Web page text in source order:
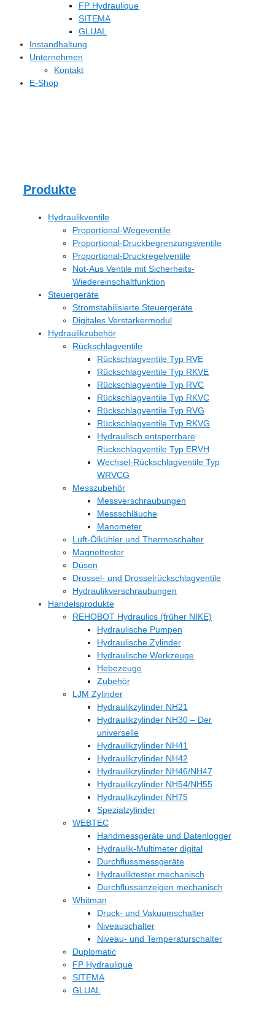
FP Hydraulique
SITEMA
GLUAL
Instandhaltung
Unternehmen
Kontakt
E-Shop
Produkte
Hydraulikventile
Proportional-Wegeventile
Proportional-Druckbegrenzungsventile
Proportional-Druckregelventile
Not-Aus Ventile mit Sicherheits-
Wiedereinschaltfunktion
Steuergeräte
Stromstabilisierte Steuergeräte
Digitales Verstärkermodul
Hydraulikzubehör
Rückschlagventile
Rückschlagventile Typ RVE
Rückschlagventile Typ RKVE
Rückschlagventile Typ RVC
Rückschlagventile Typ RKVC
Rückschlagventile Typ RVG
Rückschlagventile Typ RKVG
Hydraulisch entsperrbare
Rückschlagventile Typ ERVH
Wechsel-Rückschlagventile Typ
WRVCG
Messzubehör
Messverschraubungen
Messschläuche
Manometer
Luft-Ölkühler und Thermoschalter
Magnettester
Düsen
Drossel- und Drosselrückschlagventile
Hydraulikverschraubungen
Handelsprodukte
REHOBOT Hydraulics (früher NIKE)
Hydraulische Pumpen
Hydraulische Zylinder
Hydraulische Werkzeuge
Hebezeuge
Zubehör
LJM Zylinder
Hydraulikzylinder NH21
Hydraulikzylinder NH30 – Der
universelle
Hydraulikzylinder NH41
Hydraulikzylinder NH42
Hydraulikzylinder NH46/NH47
Hydraulikzylinder NH54/NH55
Hydraulikzylinder NH75
Spezialzylinder
WEBTEC
Handmessgeräte und Datenlogger
Hydraulik-Multimeter digital
Durchflussmessgeräte
Hydrauliktester mechanisch
Durchflussanzeigen mechanisch
Whitman
Druck- und Vakuumschalter
Niveauschalter
Niveau- und Temperaturschalter
Duplomatic
FP Hydraulique
SITEMA
GLUAL